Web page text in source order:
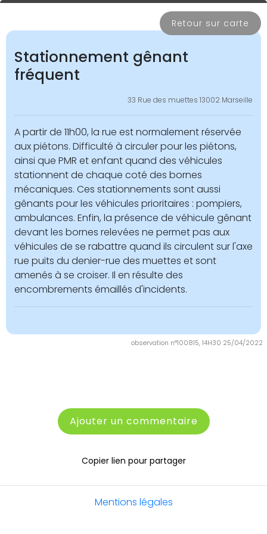
Retour sur carte
observation n°100815, 14H30 25/04/2022
Stationnement gênant
fréquent
33 Rue des muettes 13002 Marseille
A partir de 11h00, la rue est normalement réservée
aux piétons. Difficulté à circuler pour les piétons,
ainsi que PMR et enfant quand des véhicules
stationnent de chaque coté des bornes
mécaniques. Ces stationnements sont aussi
gênants pour les véhicules prioritaires : pompiers,
ambulances. Enfin, la présence de véhicule gênant
devant les bornes relevées ne permet pas aux
véhicules de se rabattre quand ils circulent sur l'axe
rue puits du denier-rue des muettes et sont
amenés à se croiser. Il en résulte des
encombrements émaillés d'incidents.
Ajouter un commentaire
Copier lien pour partager
Mentions légales